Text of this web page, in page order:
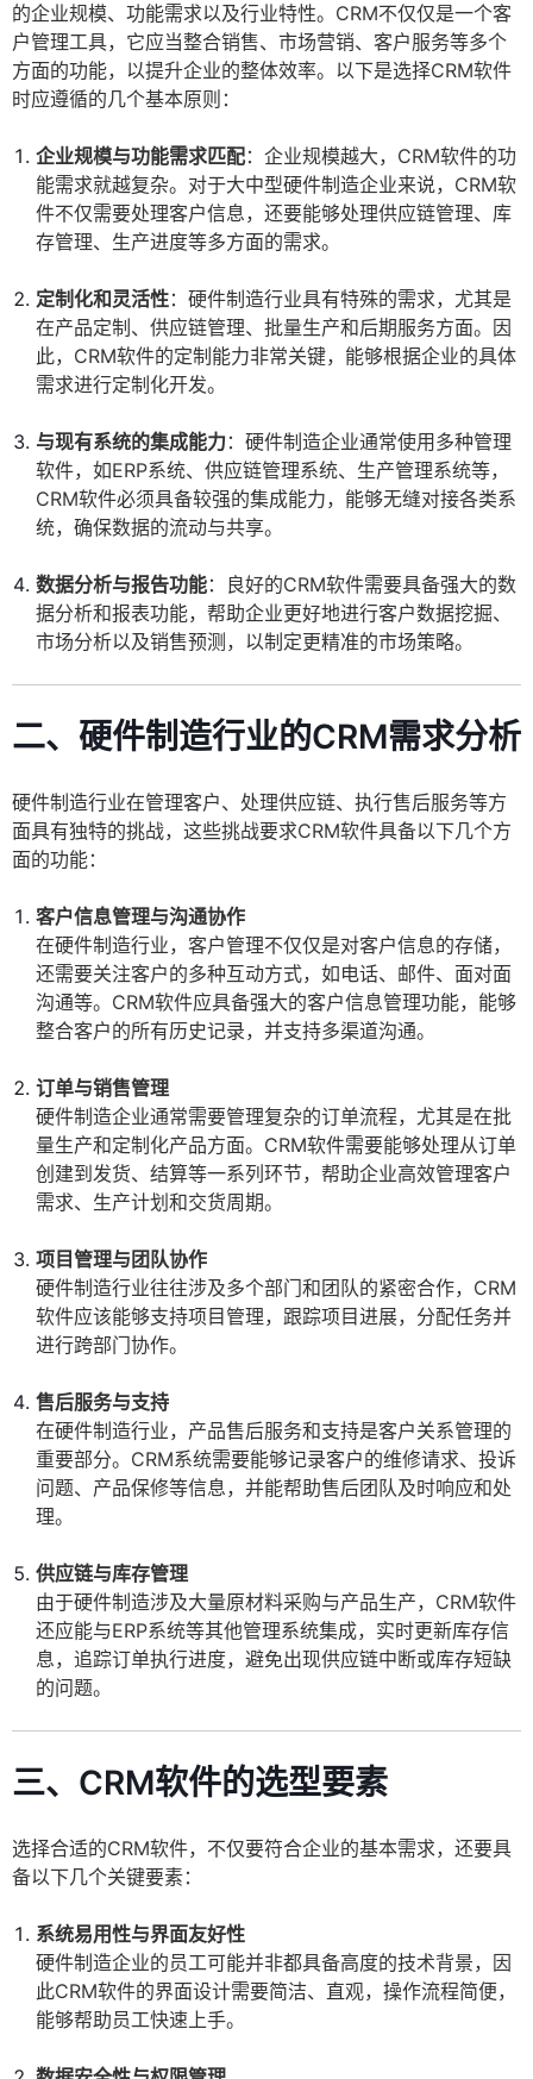
的企业规模、功能需求以及行业特性。CRM不仅仅是一个客
户管理工具，它应当整合销售、市场营销、客户服务等多个
方面的功能，以提升企业的整体效率。以下是选择CRM软件
时应遵循的几个基本原则：
企业规模与功能需求匹配：企业规模越大，CRM软件的功
能需求就越复杂。对于大中型硬件制造企业来说，CRM软
件不仅需要处理客户信息，还要能够处理供应链管理、库
存管理、生产进度等多方面的需求。
定制化和灵活性：硬件制造行业具有特殊的需求，尤其是
在产品定制、供应链管理、批量生产和后期服务方面。因
此，CRM软件的定制能力非常关键，能够根据企业的具体
需求进行定制化开发。
与现有系统的集成能力：硬件制造企业通常使用多种管理
软件，如ERP系统、供应链管理系统、生产管理系统等，
CRM软件必须具备较强的集成能力，能够无缝对接各类系
统，确保数据的流动与共享。
数据分析与报告功能：良好的CRM软件需要具备强大的数
据分析和报表功能，帮助企业更好地进行客户数据挖掘、
市场分析以及销售预测，以制定更精准的市场策略。
二、硬件制造行业的CRM需求分析
硬件制造行业在管理客户、处理供应链、执行售后服务等方
面具有独特的挑战，这些挑战要求CRM软件具备以下几个方
面的功能：
客户信息管理与沟通协作
在硬件制造行业，客户管理不仅仅是对客户信息的存储，
还需要关注客户的多种互动方式，如电话、邮件、面对面
沟通等。CRM软件应具备强大的客户信息管理功能，能够
整合客户的所有历史记录，并支持多渠道沟通。
订单与销售管理
硬件制造企业通常需要管理复杂的订单流程，尤其是在批
量生产和定制化产品方面。CRM软件需要能够处理从订单
创建到发货、结算等一系列环节，帮助企业高效管理客户
需求、生产计划和交货周期。
项目管理与团队协作
硬件制造行业往往涉及多个部门和团队的紧密合作，CRM
软件应该能够支持项目管理，跟踪项目进展，分配任务并
进行跨部门协作。
售后服务与支持
在硬件制造行业，产品售后服务和支持是客户关系管理的
重要部分。CRM系统需要能够记录客户的维修请求、投诉
问题、产品保修等信息，并能帮助售后团队及时响应和处
理。
供应链与库存管理
由于硬件制造涉及大量原材料采购与产品生产，CRM软件
还应能与ERP系统等其他管理系统集成，实时更新库存信
息，追踪订单执行进度，避免出现供应链中断或库存短缺
的问题。
三、CRM软件的选型要素
选择合适的CRM软件，不仅要符合企业的基本需求，还要具
备以下几个关键要素：
系统易用性与界面友好性
硬件制造企业的员工可能并非都具备高度的技术背景，因
此CRM软件的界面设计需要简洁、直观，操作流程简便，
能够帮助员工快速上手。